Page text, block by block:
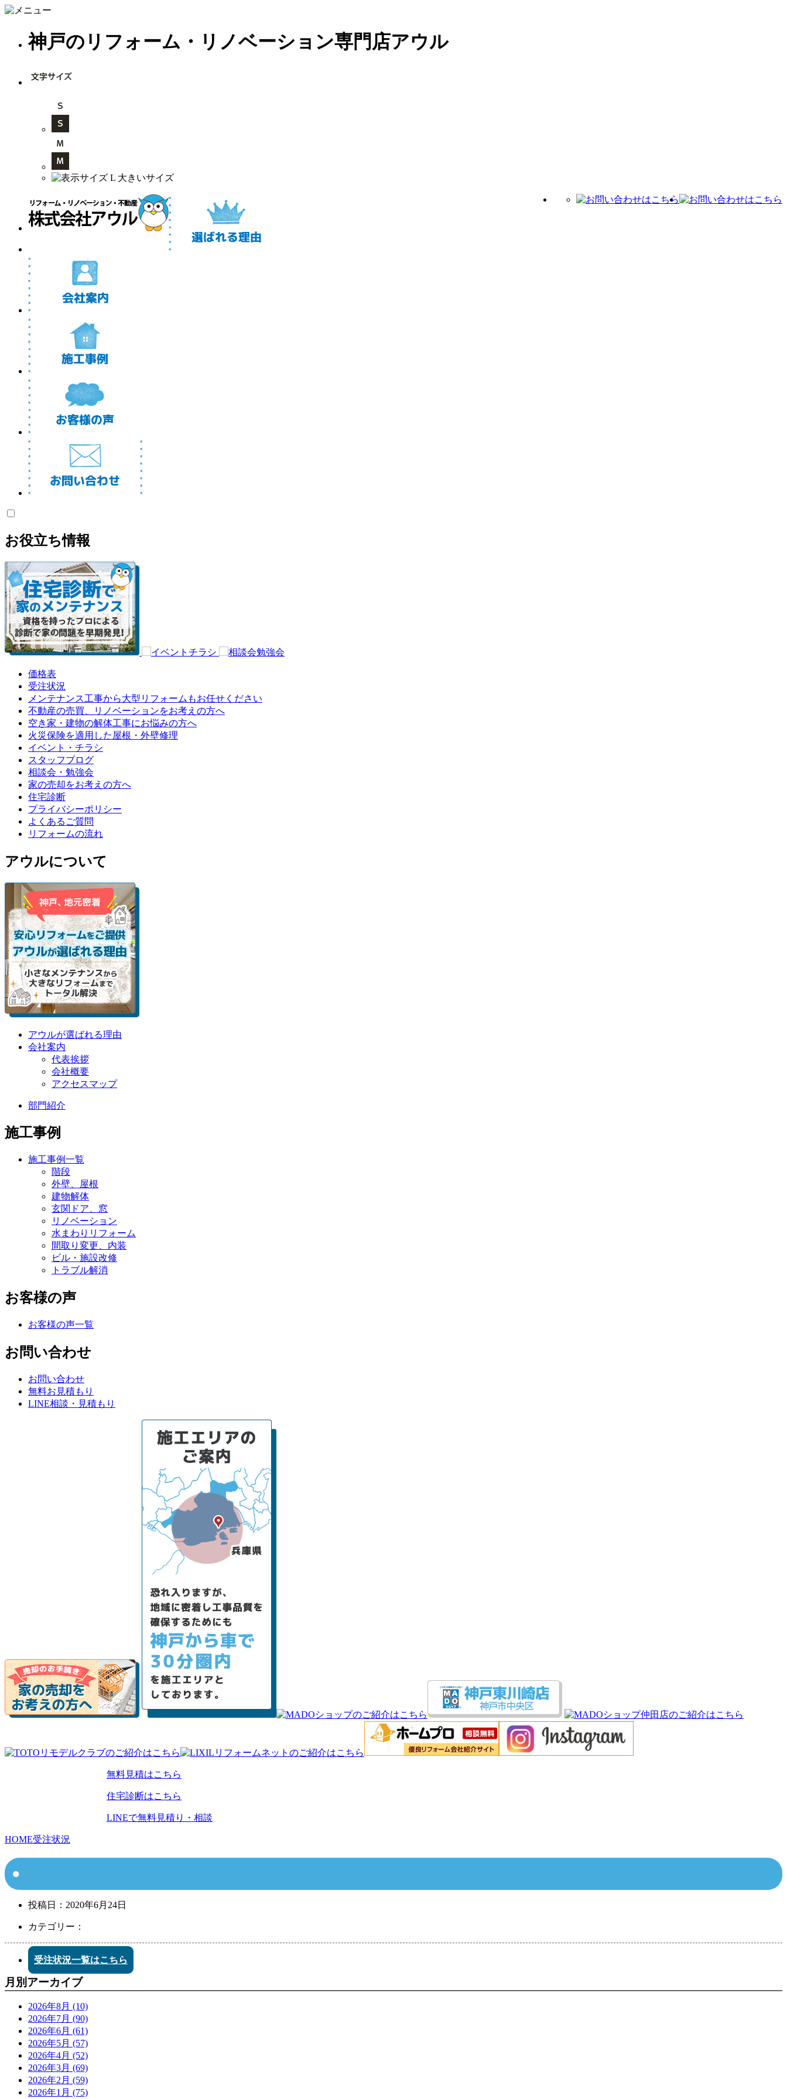
神戸のリフォーム・リノベーション専門店アウル
お役立ち情報
価格表
受注状況
メンテナンス工事から大型リフォームもお任せください
不動産の売買、リノベーションをお考えの方へ
空き家・建物の解体工事にお悩みの方へ
火災保険を適用した屋根・外壁修理
イベント・チラシ
スタッフブログ
相談会・勉強会
家の売却をお考えの方へ
住宅診断
プライバシーポリシー
よくあるご質問
リフォームの流れ
アウルについて
アウルが選ばれる理由
会社案内
代表挨拶
会社概要
アクセスマップ
部門紹介
施工事例
施工事例一覧
階段
外壁、屋根
建物解体
玄関ドア、窓
リノベーション
水まわりリフォーム
間取り変更、内装
ビル・施設改修
トラブル解消
お客様の声
お客様の声一覧
お問い合わせ
お問い合わせ
無料お見積もり
LINE相談・見積もり
無料見積はこちら
住宅診断はこちら
LINEで無料見積り・相談
HOME受注状況
投稿日： 2020年6月24日
カテゴリー：
受注状況一覧はこちら
月別アーカイブ
2026年8月 (10)
2026年7月 (90)
2026年6月 (61)
2026年5月 (57)
2026年4月 (52)
2026年3月 (69)
2026年2月 (59)
2026年1月 (75)